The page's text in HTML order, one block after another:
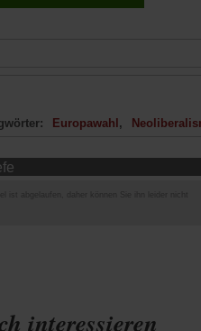
interessieren
Europawahl